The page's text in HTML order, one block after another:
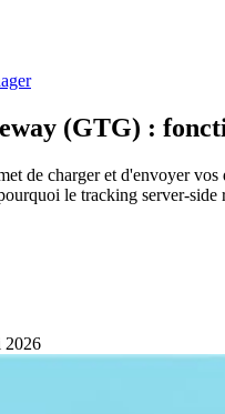
(GTG) :
de charger et d'envoyer
le tracking server-side
2026